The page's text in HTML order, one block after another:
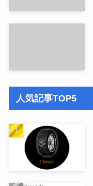
人気記事TOP5